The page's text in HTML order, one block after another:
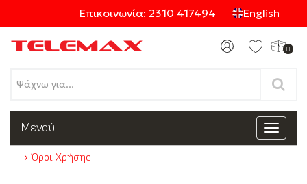
Επικοινωνία: 2310 417494 English
0
Προϊόντα
Toggle
Μενού
Όροι Χρήσης